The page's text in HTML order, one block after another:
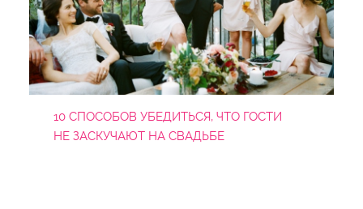
10 СПОСОБОВ УБЕДИТЬСЯ, ЧТО ГОСТИ
НЕ ЗАСКУЧАЮТ НА СВАДЬБЕ